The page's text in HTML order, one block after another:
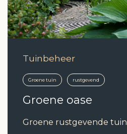
Tuinbeheer
Groene tuin rustgevend
Groene oase
Groene rustgevende tuin